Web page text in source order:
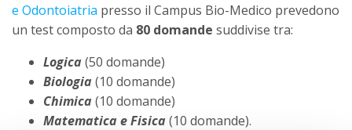
e Odontoiatria presso il Campus Bio-Medico prevedono
un test composto da 80 domande suddivise tra:
Logica (50 domande)
Biologia (10 domande)
Chimica (10 domande)
Matematica e Fisica(10 domande).